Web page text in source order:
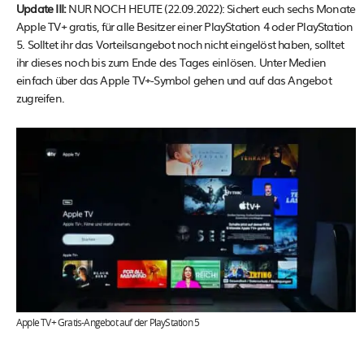
Update III:NUR NOCH HEUTE (22.09.2022): Sichert euch sechs Monate
Apple TV+ gratis, für alle Besitzer einer PlayStation 4 oder PlayStation
5. Solltet ihr das Vorteilsangebot noch nicht eingelöst haben, solltet
ihr dieses noch bis zum Ende des Tages einlösen. Unter Medien
einfach über das Apple TV+-Symbol gehen und auf das Angebot
zugreifen.
Apple TV+ Gratis-Angebot auf der PlayStation 5